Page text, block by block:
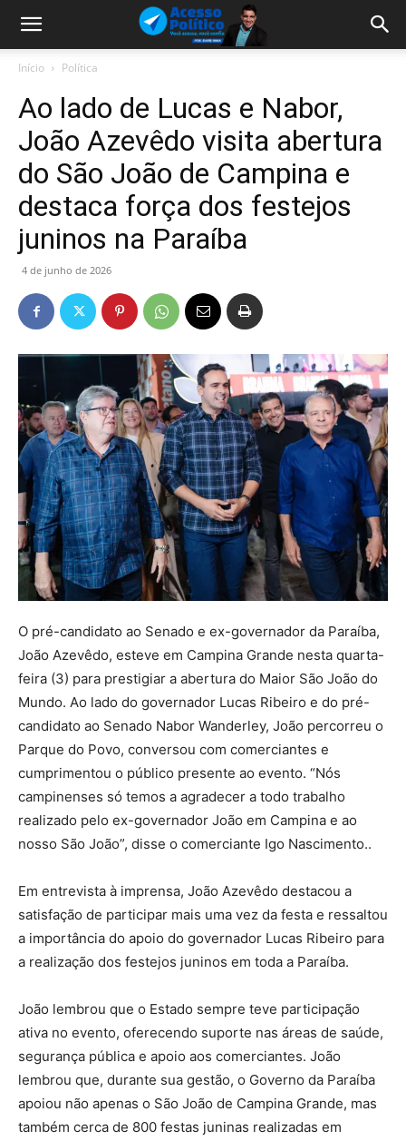
Início Política
Ao lado de Lucas e Nabor,
João Azevêdo visita abertura
do São João de Campina e
destaca força dos festejos
juninos na Paraíba
4 de junho de 2026
O pré-candidato ao Senado e ex-governador da Paraíba,
João Azevêdo, esteve em Campina Grande nesta quarta-
feira (3) para prestigiar a abertura do Maior São João do
Mundo. Ao lado do governador Lucas Ribeiro e do pré-
candidato ao Senado Nabor Wanderley, João percorreu o
Parque do Povo, conversou com comerciantes e
cumprimentou o público presente ao evento. “Nós
campinenses só temos a agradecer a todo trabalho
realizado pelo ex-governador João em Campina e ao
nosso São João”, disse o comerciante Igo Nascimento..
Em entrevista à imprensa, João Azevêdo destacou a
satisfação de participar mais uma vez da festa e ressaltou
a importância do apoio do governador Lucas Ribeiro para
a realização dos festejos juninos em toda a Paraíba.
João lembrou que o Estado sempre teve participação
ativa no evento, oferecendo suporte nas áreas de saúde,
segurança pública e apoio aos comerciantes. João
lembrou que, durante sua gestão, o Governo da Paraíba
apoiou não apenas o São João de Campina Grande, mas
também cerca de 800 festas juninas realizadas em